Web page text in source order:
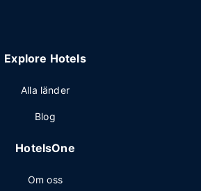
Explore Hotels
Alla länder
Blog
HotelsOne
Om oss